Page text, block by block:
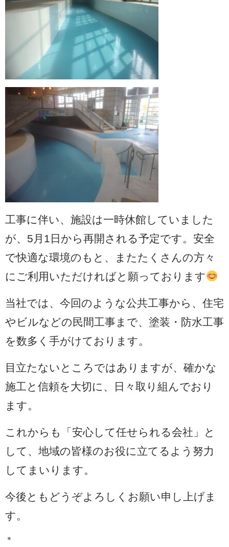
工事に伴い、施設は一時休館していました
が、5月1日から再開される予定です。安全
で快適な環境のもと、またたくさんの方々
にご利用いただければと願っております
当社では、今回のような公共工事から、住宅
やビルなどの民間工事まで、塗装・防水工事
を数多く手がけております。
目立たないところではありますが、確かな
施工と信頼を大切に、日々取り組んでおり
ます。
これからも「安心して任せられる会社」と
して、地域の皆様のお役に立てるよう努力
してまいります。
今後ともどうぞよろしくお願い申し上げま
す。
＊